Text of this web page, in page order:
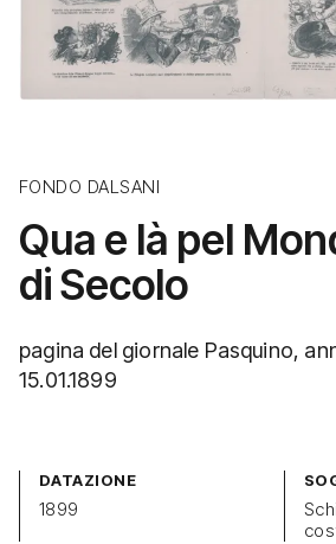
FONDO DALSANI
Qua e là pel
di Secolo
pagina del giornale Pasquino,
15.01.1899
DATAZIONE
1899